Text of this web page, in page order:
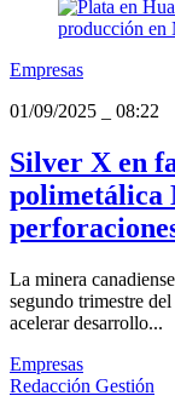
Empresas
01/09/2025
08:22
Silver X en
polimetálica
La minera
segundo trimestre
acelerar desarrollo...
Empresas
Redacción Gestión